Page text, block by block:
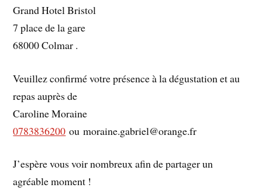
Grand Hotel Bristol
7 place de la gare
68000 Colmar .
Veuillez confirmé votre présence à la dégustation et au
repas auprès de
Caroline Moraine
0783836200 oumoraine.gabriel@orange.fr
J’espère vous voir nombreux afin de partager un
agréable moment !